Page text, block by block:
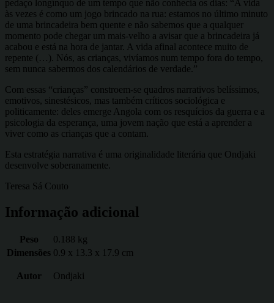
pedaço longínquo de um tempo que não conhecia os dias: “A vida
às vezes é como um jogo brincado na rua: estamos no último minuto
de uma brincadeira bem quente e não sabemos que a qualquer
momento pode chegar um mais-velho a avisar que a brincadeira já
acabou e está na hora de jantar. A vida afinal acontece muito de
repente (…). Nós, as crianças, vivíamos num tempo fora do tempo,
sem nunca sabermos dos calendários de verdade.”
Com essas “crianças” constroem-se quadros narrativos belíssimos,
emotivos, sinestésicos, mas também críticos sociológica e
politicamente: deles emerge Angola com os resquícios da guerra e a
psicologia da esperança, uma jovem nação que está a aprender a
viver como as crianças que a contam.
Esta estratégia narrativa é uma originalidade literária que Ondjaki
desenvolve soberanamente.
Teresa Sá Couto
Informação adicional
Peso
0.188 kg
Dimensões 0.9 x 13.3 x 17.9 cm
Autor Ondjaki